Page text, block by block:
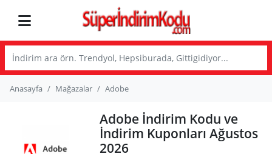
Anasayfa Mağazalar Adobe
Adobe İndirim Kodu ve
İndirim Kuponları Ağustos
2026